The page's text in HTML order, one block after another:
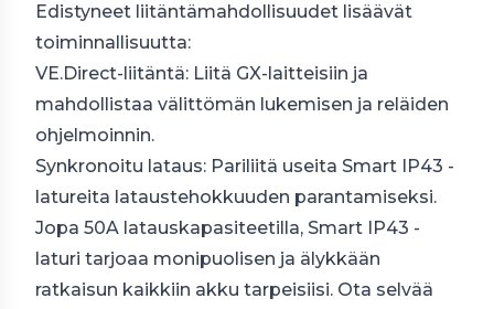
Edistyneet liitäntämahdollisuudet lisäävät
toiminnallisuutta:
VE.Direct-liitäntä: Liitä GX-laitteisiin ja
mahdollistaa välittömän lukemisen ja reläiden
ohjelmoinnin.
Synkronoitu lataus: Pariliitä useita Smart IP43 -
latureita lataustehokkuuden parantamiseksi.
Jopa 50A latauskapasiteetilla, Smart IP43 -
laturi tarjoaa monipuolisen ja älykkään
ratkaisun kaikkiin akku tarpeisiisi. Ota selvää